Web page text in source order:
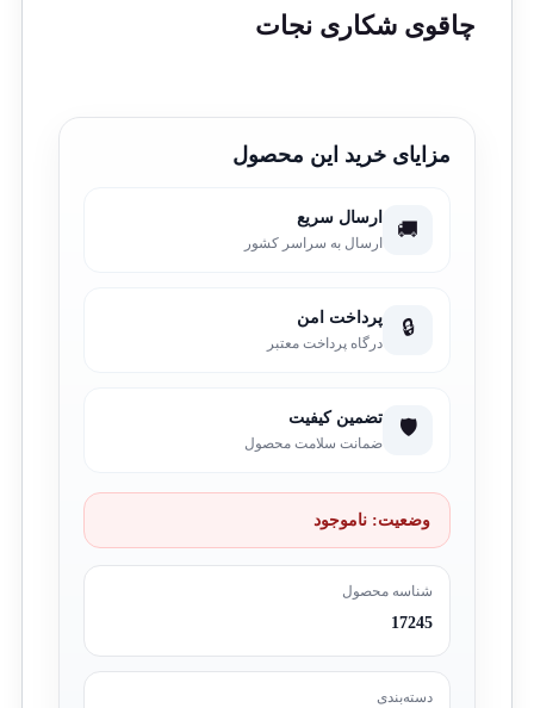
چاقوی شکاری نجات
مزایای خرید این محصول
🚚 ارسال سریع
ارسال به سراسر کشور
🔒 پرداخت امن
درگاه پرداخت معتبر
🛡️ تضمین کیفیت
ضمانت سلامت محصول
وضعیت: ناموجود
شناسه محصول
17245
دسته‌بندی